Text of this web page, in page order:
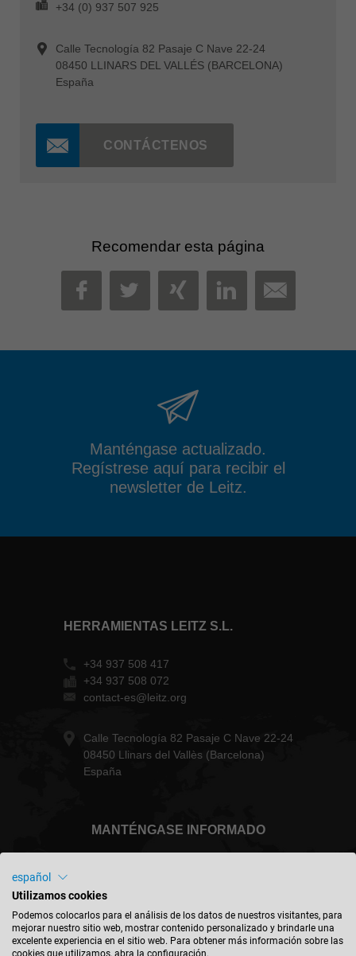
+34 (0) 937 507 925
Calle Tecnología 82 Pasaje C Nave 22-24
08450 LLINARS DEL VALLÉS (BARCELONA)
España
CONTÁCTENOS
Recomendar esta página
FACEBOOK
TWITTER
XINGLINKEDIN
MAIL
Manténgase actualizado.
Regístrese aquí para recibir el
newsletter de Leitz.
HERRAMIENTAS LEITZ S.L.
+34 937 508 417
+34 937 508 072
contact-es@leitz.org
Calle Tecnología 82 Pasaje C Nave 22-24
08450 Llinars del Vallès (Barcelona)
España
MANTÉNGASE INFORMADO
España - español
español
Utilizamos cookies
Podemos colocarlos para el análisis de los datos de nuestros visitantes, para
mejorar nuestro sitio web, mostrar contenido personalizado y brindarle una
excelente experiencia en el sitio web. Para obtener más información sobre las
cookies que utilizamos, abra la configuración.